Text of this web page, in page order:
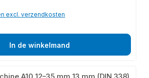
excl. verzendkosten
In de winkelmand